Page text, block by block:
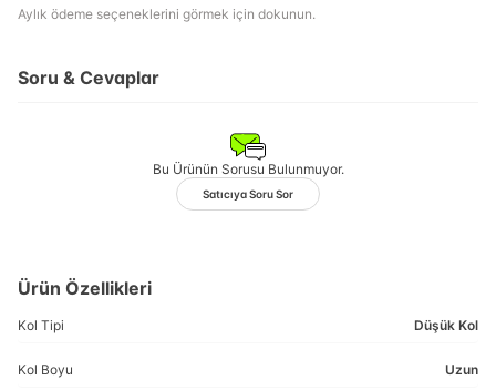
Aylık ödeme seçeneklerini görmek için dokunun.
Soru & Cevaplar
Bu Ürünün Sorusu Bulunmuyor.
Satıcıya Soru Sor
Ürün Özellikleri
Kol Tipi Düşük Kol
Kol Boyu Uzun